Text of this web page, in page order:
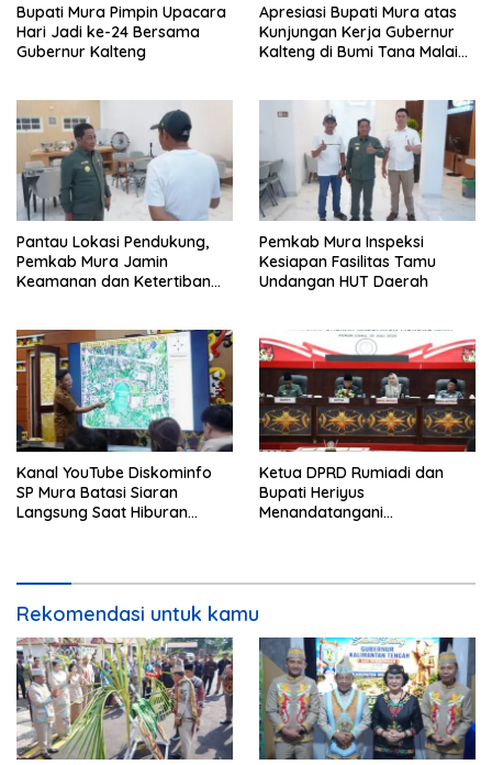
Bupati Mura Pimpin Upacara
Hari Jadi ke-24 Bersama
Gubernur Kalteng
Apresiasi Bupati Mura atas
Kunjungan Kerja Gubernur
Kalteng di Bumi Tana Malai
Pantau Lokasi Pendukung,
Pemkab Mura Jamin
Keamanan dan Ketertiban
Pemkab Mura Inspeksi
Kesiapan Fasilitas Tamu
Undangan HUT Daerah
Kanal YouTube Diskominfo
SP Mura Batasi Siaran
Langsung Saat Hiburan
Ketua DPRD Rumiadi dan
Bupati Heriyus
Menandatangani
Rekomendasi untuk kamu